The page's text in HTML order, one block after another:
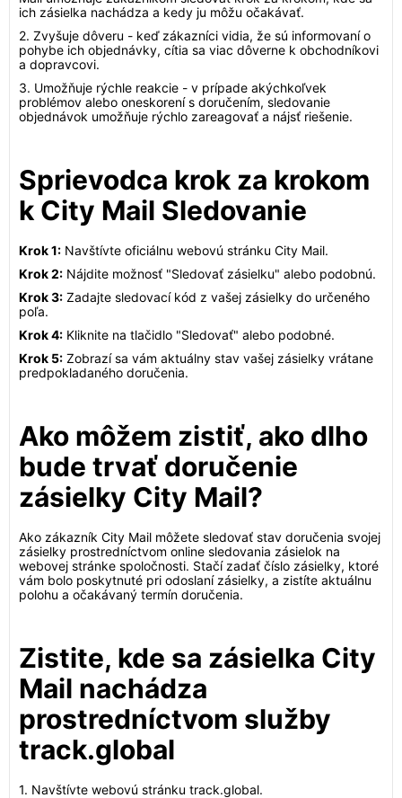
ich zásielka nachádza a kedy ju môžu očakávať.
2. Zvyšuje dôveru - keď zákazníci vidia, že sú informovaní o
pohybe ich objednávky, cítia sa viac dôverne k obchodníkovi
a dopravcovi.
3. Umožňuje rýchle reakcie - v prípade akýchkoľvek
problémov alebo oneskorení s doručením, sledovanie
objednávok umožňuje rýchlo zareagovať a nájsť riešenie.
Sprievodca krok za krokom
k City Mail Sledovanie
Krok 1: Navštívte oficiálnu webovú stránku City Mail.
Krok 2: Nájdite možnosť "Sledovať zásielku" alebo podobnú.
Krok 3: Zadajte sledovací kód z vašej zásielky do určeného
poľa.
Krok 4: Kliknite na tlačidlo "Sledovať" alebo podobné.
Krok 5: Zobrazí sa vám aktuálny stav vašej zásielky vrátane
predpokladaného doručenia.
Ako môžem zistiť, ako dlho
bude trvať doručenie
zásielky City Mail?
Ako zákazník City Mail môžete sledovať stav doručenia svojej
zásielky prostredníctvom online sledovania zásielok na
webovej stránke spoločnosti. Stačí zadať číslo zásielky, ktoré
vám bolo poskytnuté pri odoslaní zásielky, a zistíte aktuálnu
polohu a očakávaný termín doručenia.
Zistite, kde sa zásielka City
Mail nachádza
prostredníctvom služby
track.global
1. Navštívte webovú stránku track.global.